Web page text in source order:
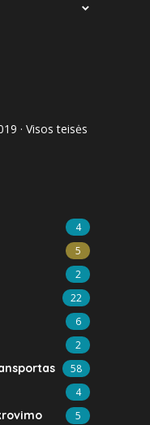
kazlurudossavivaldybe/
· Visos teisės
4
5
2
22
6
2
58
4
5